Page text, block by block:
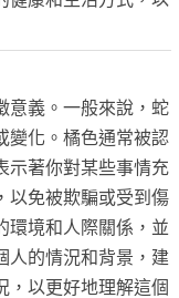
意義。一般來說，蛇
變化。橘色通常被認
示著你對某些事情充
以免被欺騙或受到傷
環境和人際關係，並
人的情況和背景，建
，以更好地理解這個